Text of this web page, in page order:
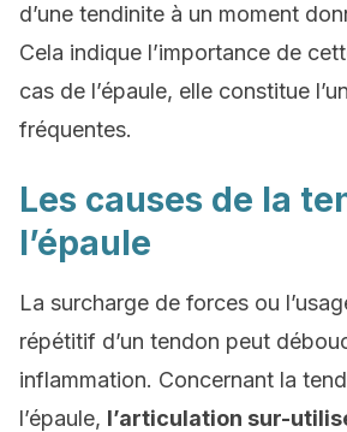
d’une tendinite à un moment
Cela indique l’importance de
cas de l’épaule, elle constitue
fréquentes.
Les causes de la
l’épaule
La surcharge de forces ou
répétitif d’un tendon peut
inflammation. Concernant la
l’épaule, l’articulation sur-